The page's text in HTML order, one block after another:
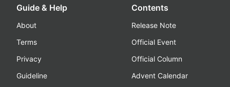
Guide & Help
About
Terms
Privacy
Guideline
Contents
Release Note
Official Event
Official Column
Advent Calendar